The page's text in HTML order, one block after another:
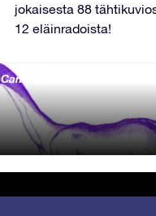
jokaisesta 88
12 eläinradoista!
Camelopardalis - Kirahvi